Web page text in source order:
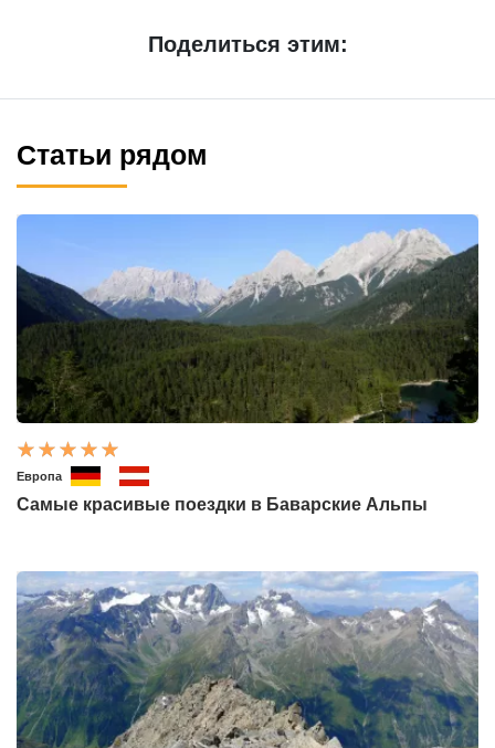
Поделиться этим:
Статьи рядом
Европа
Самые красивые поездки в Баварские Альпы